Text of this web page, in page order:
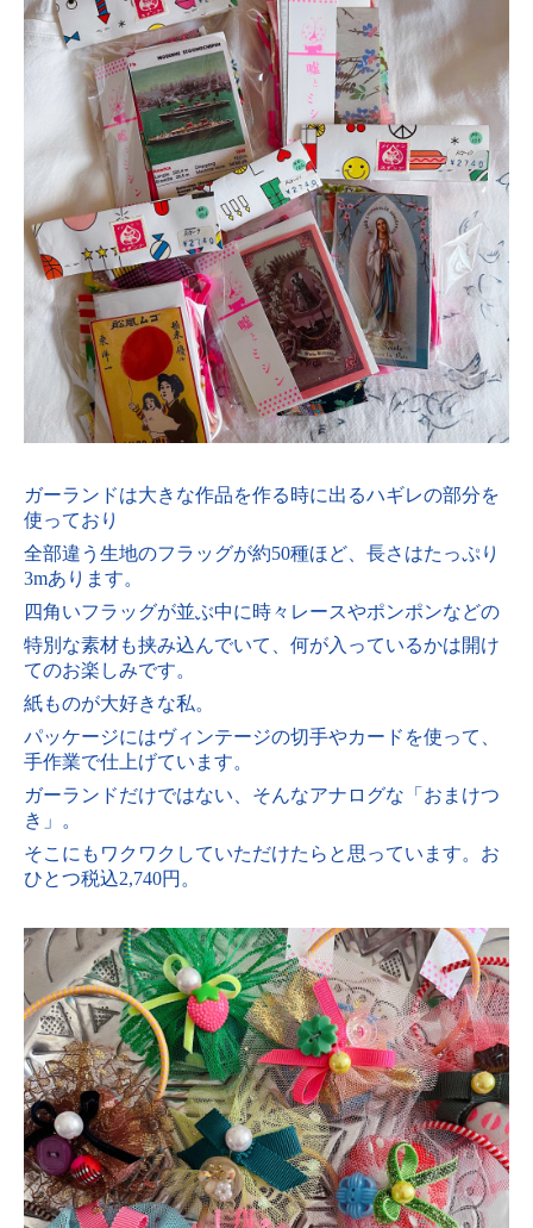
ガーランドは大きな作品を作る時に出るハギレの部分を
使っており
全部違う生地のフラッグが約50種ほど、長さはたっぷり
3mあります。
四角いフラッグが並ぶ中に時々レースやポンポンなどの
特別な素材も挟み込んでいて、 何が入っているかは開け
てのお楽しみです。
紙ものが大好きな私。
パッケージにはヴィンテージの切手やカードを使って、
手作業で仕上げています。
ガーランドだけではない、そんなアナログな「おまけつ
き」。
そこにもワクワクしていただけたらと思っています。お
ひとつ税込2,740円。